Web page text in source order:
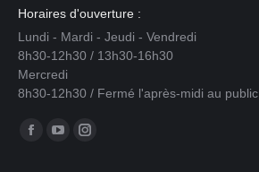
Horaires d'ouverture :
Lundi - Mardi - Jeudi - Vendredi
8h30-12h30 / 13h30-16h30
Mercredi
8h30-12h30 / Fermé l'après-midi au public
Trouvez nous sur :
Facebook
YouTubeInstagram